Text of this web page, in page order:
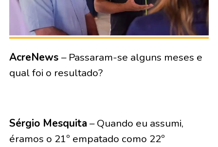
AcreNews – Passaram-se alguns meses e
qual foi o resultado?
Sérgio Mesquita – Quando eu assumi,
éramos o 21º empatado como 22º